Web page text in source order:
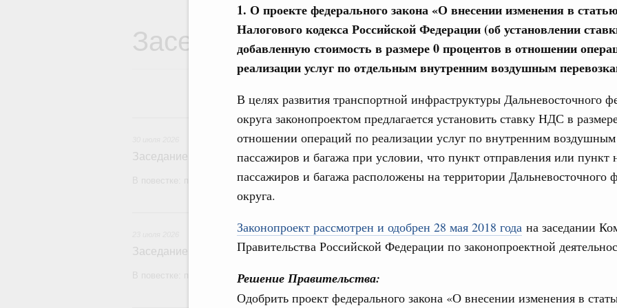
1. О проекте федерального закона «О внесении изменения в
Налогового кодекса Российской Федерации (об установлении
добавленную стоимость в размере 0 процентов в отношении
реализации услуг по отдельным внутренним воздушным
В целях развития транспортной инфраструктуры Дальневосточного
округа законопроектом предлагается установить ставку НДС в
отношении операций по реализации услуг по внутренним воздушным
пассажиров и багажа при условии, что пункт отправления или пункт
пассажиров и багажа расположены на территории Дальневосточного
округа.
Законопроект рассмотрен и одобрен 28 мая 2018 года на заседании
Правительства Российской Федерации по законопроектной
Решение Правительства:
Одобрить проект федерального закона «О внесении изменения в
Заседания Правительства
30 июля, четверг
Заседание Правительства (2026 год, №26)
В повестке: проекты федеральных законов, бюджетные ассигнования.
Заседание Правительства (2026 год, №25)
В повестке: проекты федеральных законов